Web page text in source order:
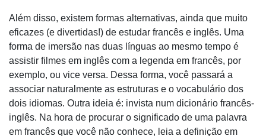
Além disso, existem formas alternativas, ainda que muito
eficazes (e divertidas!) de estudar francês e inglês. Uma
forma de imersão nas duas línguas ao mesmo tempo é
assistir filmes em inglês com a legenda em francês, por
exemplo, ou vice versa. Dessa forma, você passará a
associar naturalmente as estruturas e o vocabulário dos
dois idiomas. Outra ideia é: invista num dicionário francês-
inglês. Na hora de procurar o significado de uma palavra
em francês que você não conhece, leia a definição em